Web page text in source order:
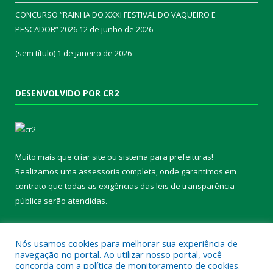
CONCURSO “RAINHA DO XXXI FESTIVAL DO VAQUEIRO E
PESCADOR” 2026 12 de junho de 2026
(sem título) 1 de janeiro de 2026
DESENVOLVIDO POR CR2
Muito mais que criar site ou sistema para prefeituras!
Realizamos uma assessoria completa, onde garantimos em
contrato que todas as exigências das leis de transparência
pública serão atendidas.
Nós usamos cookies para melhorar sua experiência de
navegação no portal. Ao utilizar nosso portal, você
concorda com a política de monitoramento de cookies.